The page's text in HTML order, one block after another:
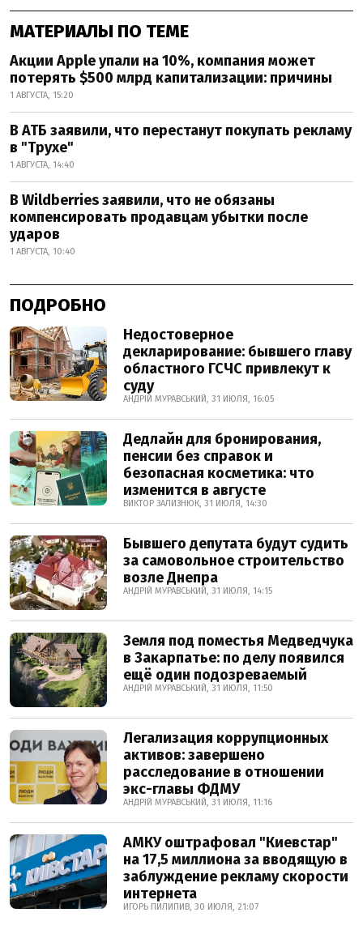
МАТЕРИАЛЫ ПО ТЕМЕ
Акции Apple упали на 10%, компания может
потерять $500 млрд капитализации: причины
1 АВГУСТА, 15:20
В АТБ заявили, что перестанут покупать рекламу
в "Трухе"
1 АВГУСТА, 14:40
В Wildberries заявили, что не обязаны
компенсировать продавцам убытки после
ударов
1 АВГУСТА, 10:40
ПОДРОБНО
Недостоверное
декларирование: бывшего главу
областного ГСЧС привлекут к
суду
АНДРІЙ МУРАВСЬКИЙ, 31 ИЮЛЯ, 16:05
Дедлайн для бронирования,
пенсии без справок и
безопасная косметика: что
изменится в августе
ВИКТОР ЗАЛИЗНЮК, 31 ИЮЛЯ, 14:30
Бывшего депутата будут судить
за самовольное строительство
возле Днепра
АНДРІЙ МУРАВСЬКИЙ, 31 ИЮЛЯ, 14:15
Земля под поместья Медведчука
в Закарпатье: по делу появился
ещё один подозреваемый
АНДРІЙ МУРАВСЬКИЙ, 31 ИЮЛЯ, 11:50
Легализация коррупционных
активов: завершено
расследование в отношении
экс-главы ФДМУ
АНДРІЙ МУРАВСЬКИЙ, 31 ИЮЛЯ, 11:16
АМКУ оштрафовал "Киевстар"
на 17,5 миллиона за вводящую в
заблуждение рекламу скорости
интернета
ИГОРЬ ПИЛИПИВ, 30 ИЮЛЯ, 21:07